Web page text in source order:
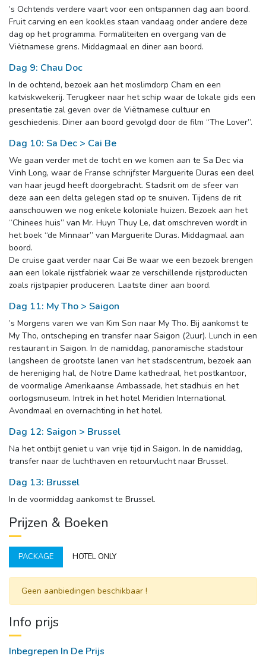
’s Ochtends verdere vaart voor een ontspannen dag aan boord.
Fruit carving en een kookles staan vandaag onder andere deze
dag op het programma. Formaliteiten en overgang van de
Viëtnamese grens. Middagmaal en diner aan boord.
Dag 9: Chau Doc
In de ochtend, bezoek aan het moslimdorp Cham en een
katviskwekerij. Terugkeer naar het schip waar de lokale gids een
presentatie zal geven over de Viëtnamese cultuur en
geschiedenis. Diner aan boord gevolgd door de film “The Lover”.
Dag 10: Sa Dec > Cai Be
We gaan verder met de tocht en we komen aan te Sa Dec via
Vinh Long, waar de Franse schrijfster Marguerite Duras een deel
van haar jeugd heeft doorgebracht. Stadsrit om de sfeer van
deze aan een delta gelegen stad op te snuiven. Tijdens de rit
aanschouwen we nog enkele koloniale huizen. Bezoek aan het
“Chinees huis” van Mr. Huyn Thuy Le, dat omschreven wordt in
het boek “de Minnaar” van Marguerite Duras. Middagmaal aan
boord.
De cruise gaat verder naar Cai Be waar we een bezoek brengen
aan een lokale rijstfabriek waar ze verschillende rijstproducten
zoals rijstpapier produceren. Laatste diner aan boord.
Dag 11: My Tho > Saigon
’s Morgens varen we van Kim Son naar My Tho. Bij aankomst te
My Tho, ontscheping en transfer naar Saigon (2uur). Lunch in een
restaurant in Saigon. In de namiddag, panoramische stadstour
langsheen de grootste lanen van het stadscentrum, bezoek aan
de hereniging hal, de Notre Dame kathedraal, het postkantoor,
de voormalige Amerikaanse Ambassade, het stadhuis en het
oorlogsmuseum. Intrek in het hotel Meridien International.
Avondmaal en overnachting in het hotel.
Dag 12: Saigon > Brussel
Na het ontbijt geniet u van vrije tijd in Saigon. In de namiddag,
transfer naar de luchthaven en retourvlucht naar Brussel.
Dag 13: Brussel
In de voormiddag aankomst te Brussel.
Prijzen & Boeken
PACKAGE HOTEL ONLY
Geen aanbiedingen beschikbaar !
Info prijs
Inbegrepen In De Prijs